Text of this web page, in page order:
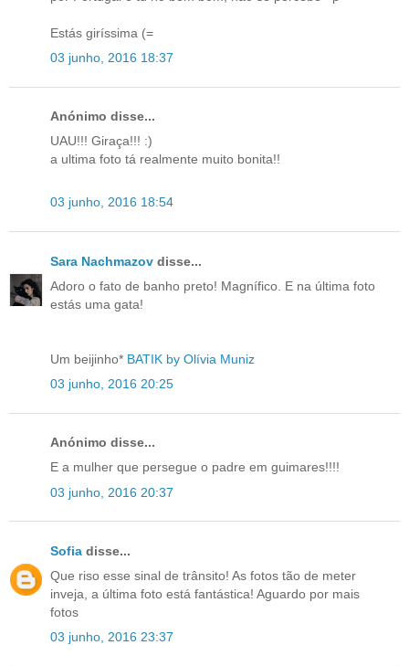
Estás giríssima (=
03 junho, 2016 18:37
Anónimo disse...
UAU!!! Giraça!!! :)
a ultima foto tá realmente muito bonita!!
03 junho, 2016 18:54
Sara Nachmazov disse...
Adoro o fato de banho preto! Magnífico. E na última foto
estás uma gata!
Um beijinho* BATIK by Olívia Muniz
03 junho, 2016 20:25
Anónimo disse...
E a mulher que persegue o padre em guimares!!!!
03 junho, 2016 20:37
Sofia disse...
Que riso esse sinal de trânsito! As fotos tão de meter
inveja, a última foto está fantástica! Aguardo por mais
fotos
03 junho, 2016 23:37